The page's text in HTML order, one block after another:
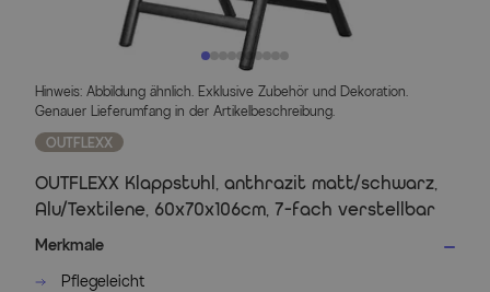
Hinweis: Abbildung ähnlich. Exklusive Zubehör und Dekoration.
Genauer Lieferumfang in der Artikelbeschreibung.
OUTFLEXX
OUTFLEXX Klappstuhl, anthrazit matt/schwarz,
Alu/Textilene, 60x70x106cm, 7-fach verstellbar
Merkmale
Pflegeleicht